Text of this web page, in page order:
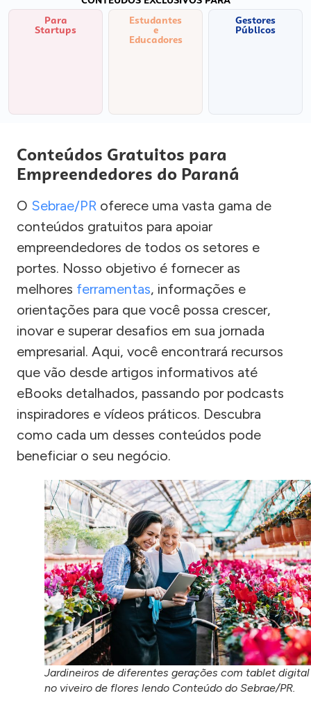
Para
Startups
Estudantes
e
Educadores
Gestores
Públicos
Conteúdos Gratuitos para
Empreendedores do Paraná
O Sebrae/PR oferece uma vasta gama de
conteúdos gratuitos para apoiar
empreendedores de todos os setores e
portes. Nosso objetivo é fornecer as
melhores ferramentas, informações e
orientações para que você possa crescer,
inovar e superar desafios em sua jornada
empresarial. Aqui, você encontrará recursos
que vão desde artigos informativos até
eBooks detalhados, passando por podcasts
inspiradores e vídeos práticos. Descubra
como cada um desses conteúdos pode
beneficiar o seu negócio.
Jardineiros de diferentes gerações com tablet digital
no viveiro de flores lendo Conteúdo do Sebrae/PR.